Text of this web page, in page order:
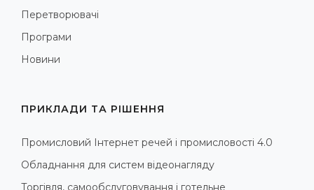
Перетворювачі
Програми
Новини
ПРИКЛАДИ ТА РІШЕННЯ
Промисловий Інтернет речей і промисловості 4.0
Обладнання для систем відеонагляду
Торгівля, самообслуговування і готельне